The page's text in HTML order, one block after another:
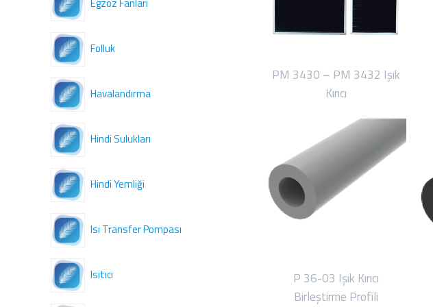
Folluk
Havalandırma
Hindi Sulukları
Hindi Yemliği
Isı Transfer Pompası
Isıtıcı
PM 3430 – PM 3432 Işık
Kırıcı
P 36-03 Işık Kırıcı
Birleştirme Profili